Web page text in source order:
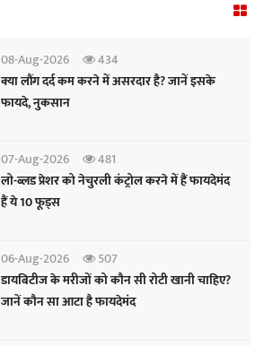
08-Aug-2026
434
क्या लौंग दर्द कम करने में असरदार है? जानें इसके
फायदे, नुकसान
07-Aug-2026
481
लो-ब्लड प्रेशर को नेचुरली कंट्रोल करने में हैं फायदेमंद
हैं ये 10 फूड्स
06-Aug-2026
507
डायबिटीज के मरीजों को कौन सी रोटी खानी चाहिए?
जानें कौन सा आटा है फायदेमंद